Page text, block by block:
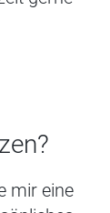
mir eine